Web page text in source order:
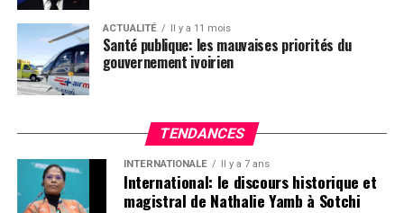
ACTUALITÉ Il y a 11 mois
Santé publique: les mauvaises priorités du
gouvernement ivoirien
TENDANCES
INTERNATIONALE Il y a 7 ans
International: le discours historique et
magistral de Nathalie Yamb à Sotchi